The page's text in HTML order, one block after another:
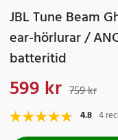
JBL Tune Beam
ear-hörlurar /
batteritid
Nuvarande pris
599 kr 759 kr
4.8 4